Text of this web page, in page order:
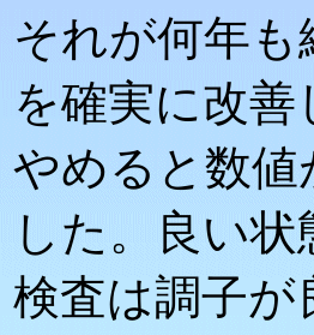
それが何年
を確実に改
やめると数
した。良い
検査は調子が